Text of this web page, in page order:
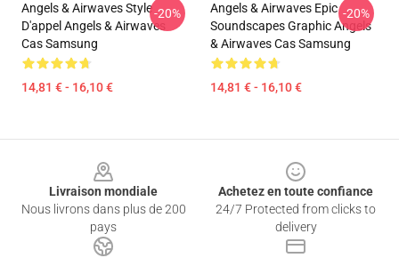
Angels & Airwaves Style
D'appel Angels & Airwaves
Cas Samsung
14,81 € - 16,10 €
-20%
Angels & Airwaves Epic
Soundscapes Graphic Angels
& Airwaves Cas Samsung
14,81 € - 16,10 €
-20%
Livraison mondiale
Nous livrons dans plus de 200
pays
Achetez en toute confiance
24/7 Protected from clicks to
delivery